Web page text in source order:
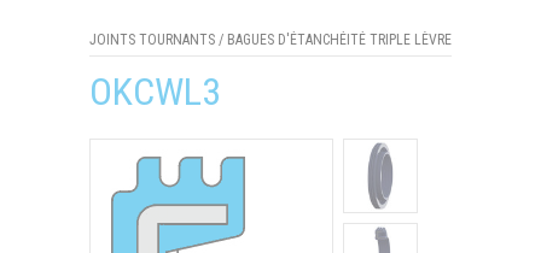
JOINTS TOURNANTS / BAGUES D'ÉTANCHÉITÉ TRIPLE LÈVRE
OKCWL3